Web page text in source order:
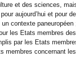
et des sciences,
aujourd’hui et pour
un contexte paneuropéen
les Etats membres
par les Etats
membres concernant